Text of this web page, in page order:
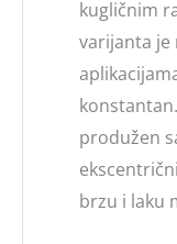
kugličnim
varijanta je
produžen
brzu i laku